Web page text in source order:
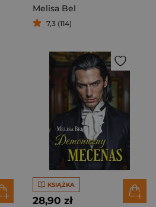
Melisa Bel
7,3 (114)
KSIĄŻKA
28,90 zł